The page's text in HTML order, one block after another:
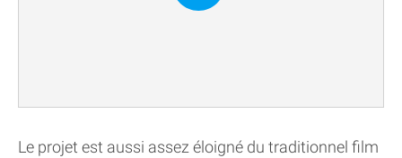
Le projet est aussi assez éloigné du traditionnel film